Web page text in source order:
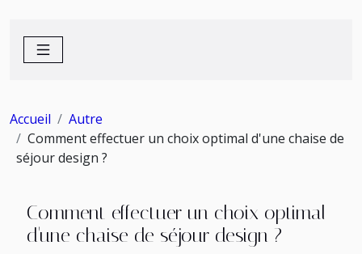
Accueil
Autre
Comment effectuer un choix optimal d'une chaise de
séjour design ?
Comment effectuer un choix optimal
d'une chaise de séjour design ?